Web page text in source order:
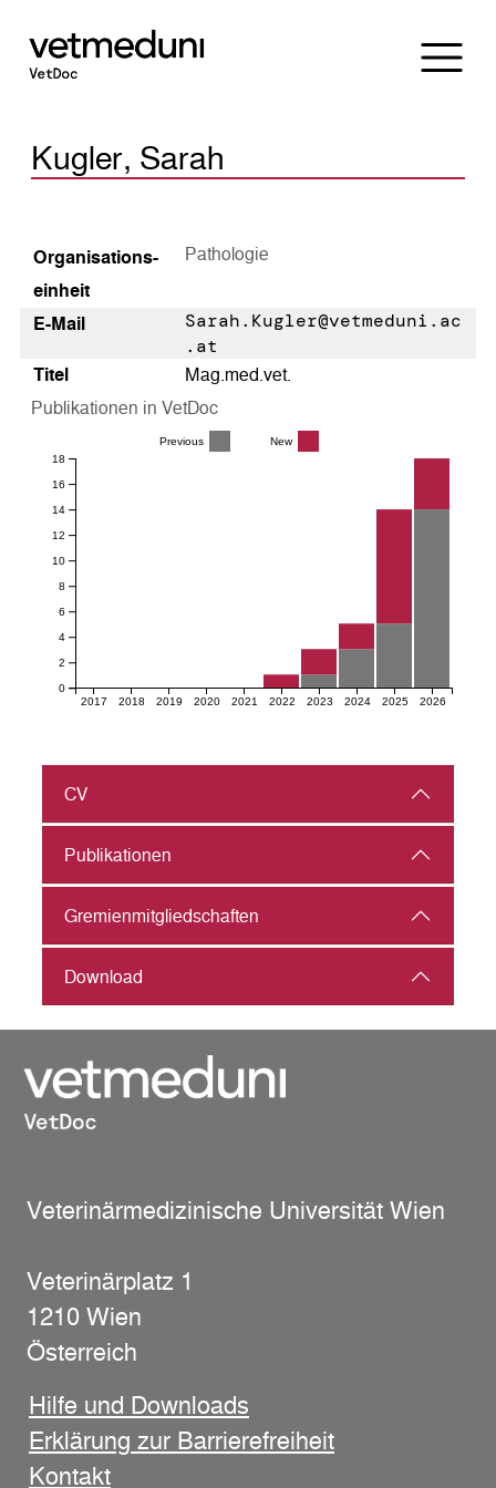
Kugler, Sarah
Organisations­
einheit
Pathologie
E-Mail
Sarah.Kugler@vetmeduni.ac
.at
Titel
Mag.med.vet.
Publikationen in VetDoc
2017 2018 2019 2020 2021 2022 2023 2024 2025 2026
0
2
4
6
8
10
12
14
16
18
Previous New
CV
Publikationen
Gremienmitgliedschaften
Download
Veterinärmedizinische Universität Wien
Veterinärplatz 1
1210 Wien
Österreich
Hilfe und Downloads
Erklärung zur Barrierefreiheit
Kontakt